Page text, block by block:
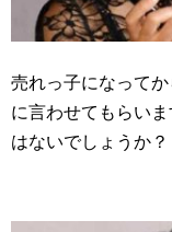
売れっ子になって
に言わせてもらい
はないでしょうか？